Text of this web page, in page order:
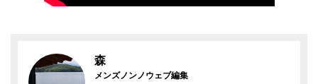
森
メンズノンノウェブ編集